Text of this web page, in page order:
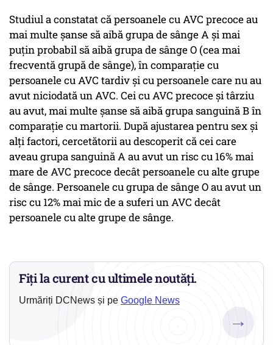
Studiul a constatat că persoanele cu AVC precoce au
mai multe șanse să aibă grupa de sânge A și mai
puțin probabil să aibă grupa de sânge O (cea mai
frecventă grupă de sânge), în comparație cu
persoanele cu AVC tardiv și cu persoanele care nu au
avut niciodată un AVC. Cei cu AVC precoce și târziu
au avut, mai multe șanse să aibă grupa sanguină B în
comparație cu martorii. După ajustarea pentru sex și
alți factori, cercetătorii au descoperit că cei care
aveau grupa sanguină A au avut un risc cu 16% mai
mare de AVC precoce decât persoanele cu alte grupe
de sânge. Persoanele cu grupa de sânge O au avut un
risc cu 12% mai mic de a suferi un AVC decât
persoanele cu alte grupe de sânge.
Fiți la curent cu ultimele noutăți.
Urmăriți DCNews și pe Google News
→